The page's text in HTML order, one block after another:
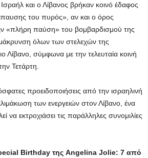
Ισραήλ και ο Λίβανος βρήκαν κοινό έδαφος
του πυρός», αν και ο όρος
«πλήρη παύση» του βομβαρδισμού της
όλων των στελεχών της
Λίβανο, σύμφωνα με την τελευταία κοινή
Τετάρτη.
προειδοποιήσεις από την ισραηλινή
των ενεργειών στον Λίβανο, ένα
να εκτροχιάσει τις παράλληλες συνομιλίες
Birthday της Angelina Jolie: 7 από